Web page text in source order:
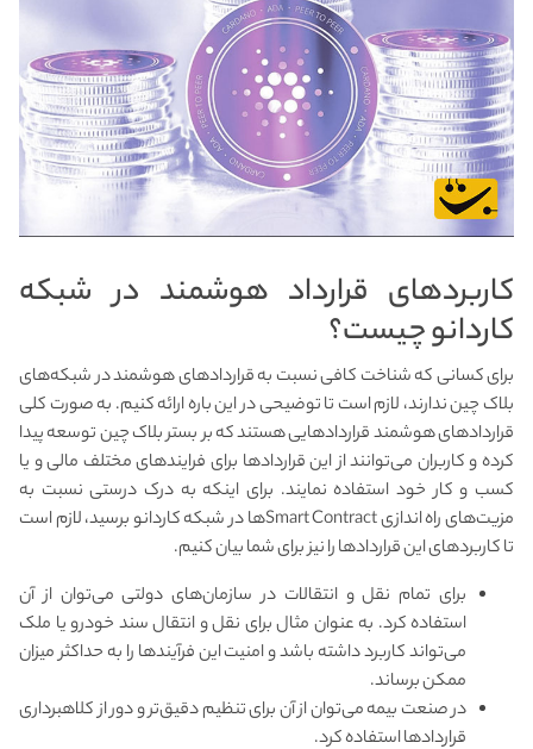
کاربردهای قرارداد هوشمند در شبکه
کاردانو چیست؟
برای کسانی که شناخت کافی نسبت به قراردادهای هوشمند در شبکه‌های
بلاک چین ندارند، لازم است تا توضیحی در این باره ارائه کنیم. به صورت کلی
قراردادهای هوشمند قراردادهایی هستند که بر بستر بلاک چین توسعه پیدا
کرده و کاربران می‌توانند از این قراردادها برای فرایندهای مختلف مالی و یا
کسب و کار خود استفاده نمایند. برای اینکه به درک درستی نسبت به
مزیت‌های راه اندازی Smart Contract‌ها در شبکه کاردانو برسید، لازم است
تا کاربردهای این قراردادها را نیز برای شما بیان کنیم.
برای تمام نقل و انتقالات در سازمان‌های دولتی می‌توان از آن
استفاده کرد. به عنوان مثال برای نقل و انتقال سند خودرو یا ملک
می‌تواند کاربرد داشته باشد و امنیت این فرآیندها را به حداکثر میزان
ممکن برساند.
در صنعت بیمه می‌توان از آن برای تنظیم دقیق‌تر و دور از کلاهبرداری
قراردادها استفاده کرد.